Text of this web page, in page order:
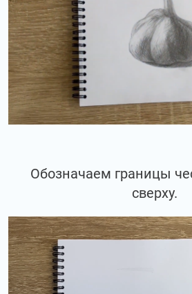
Обозначаем границы
сверху.